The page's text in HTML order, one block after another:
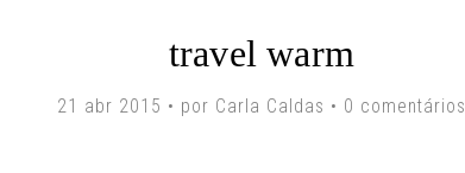
travel warm
21 abr 2015 • por Carla Caldas • 0 comentários